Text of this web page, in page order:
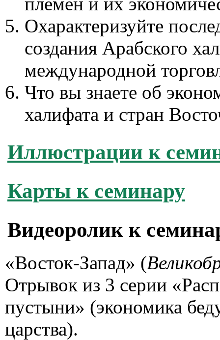
Охарактеризуйте
создания Арабского
международной
Что вы знаете об
халифата и стран
Иллюстрации к
Карты к семинару
Видеоролик к
«Восток-Запад» (
Отрывок из 3 серии
пустыни» (экономика
царства).